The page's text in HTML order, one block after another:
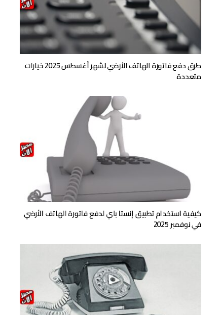
طرق دفع فاتورة الهاتف الأرضي لشهر أغسطس 2025 خيارات
متعددة
كيفية استخدام تطبيق إنستا باي لدفع فاتورة الهاتف الأرضي
في نوفمبر 2025